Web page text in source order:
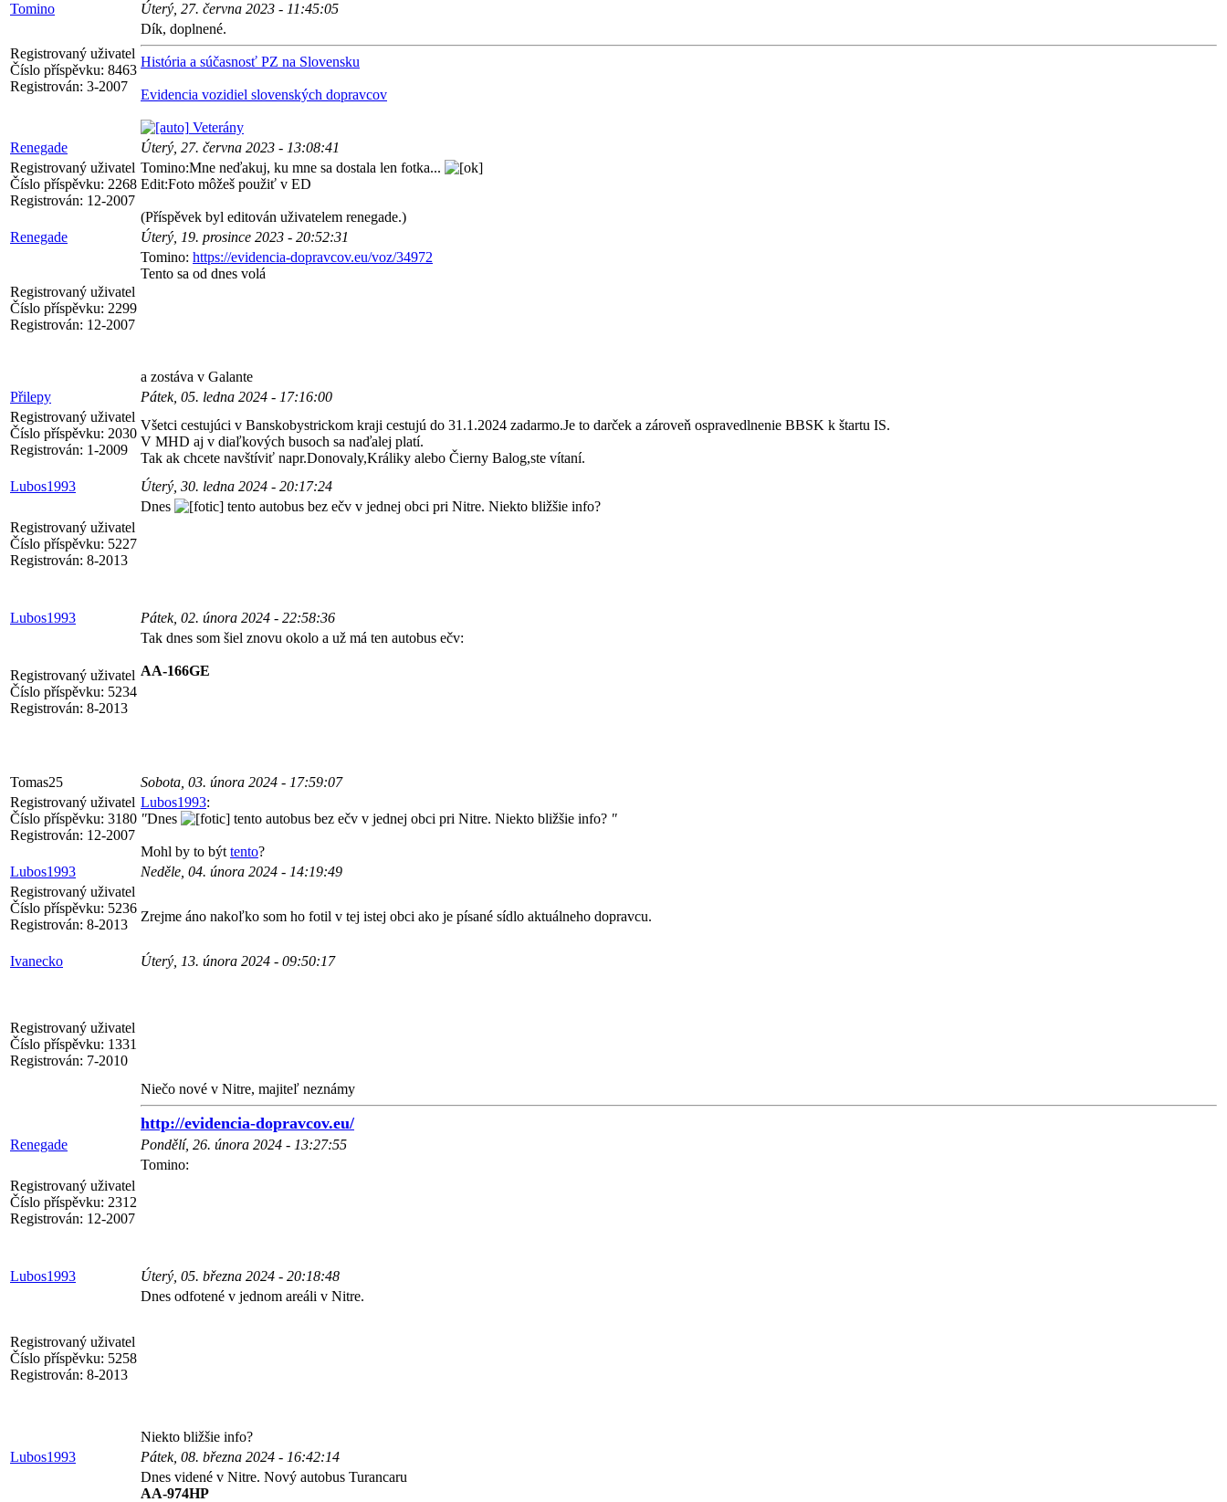
Tomino Úterý, 27. června 2023 - 11:45:05
Registrovaný uživatel
Číslo příspěvku: 8463
Registrován: 3-2007
Dík, doplnené.
História a súčasnosť PZ na Slovensku
Evidencia vozidiel slovenských dopravcov
Veterány
Renegade
Úterý, 27. června 2023 - 13:08:41
Registrovaný uživatel
Číslo příspěvku: 2268
Registrován: 12-2007
Tomino:Mne neďakuj, ku mne sa dostala len fotka...
Edit:Foto môžeš použiť v ED
(Příspěvek byl editován uživatelem renegade.)
Renegade
Úterý, 19. prosince 2023 - 20:52:31
Registrovaný uživatel
Číslo příspěvku: 2299
Registrován: 12-2007
Tomino: https://evidencia-dopravcov.eu/voz/34972
Tento sa od dnes volá
a zostáva v Galante
Přilepy
Pátek, 05. ledna 2024 - 17:16:00
Registrovaný uživatel
Číslo příspěvku: 2030
Registrován: 1-2009
Všetci cestujúci v Banskobystrickom kraji cestujú do 31.1.2024 zadarmo.Je to darček a zároveň ospravedlnenie BBSK k štartu IS.
V MHD aj v diaľkových busoch sa naďalej platí.
Tak ak chcete navštíviť napr.Donovaly,Králiky alebo Čierny Balog,ste vítaní.
Lubos1993
Úterý, 30. ledna 2024 - 20:17:24
Registrovaný uživatel
Číslo příspěvku: 5227
Registrován: 8-2013
Dnes tento autobus bez ečv v jednej obci pri Nitre. Niekto bližšie info?
Lubos1993 Pátek, 02. února 2024 - 22:58:36
Registrovaný uživatel
Číslo příspěvku: 5234
Registrován: 8-2013
Tak dnes som šiel znovu okolo a už má ten autobus ečv:
AA-166GE
Tomas25
Sobota, 03. února 2024 - 17:59:07
Registrovaný uživatel
Číslo příspěvku: 3180
Registrován: 12-2007
Lubos1993:
"Dnes tento autobus bez ečv v jednej obci pri Nitre. Niekto bližšie info? "
Mohl by to být tento?
Lubos1993
Neděle, 04. února 2024 - 14:19:49
Registrovaný uživatel
Číslo příspěvku: 5236
Registrován: 8-2013
Zrejme áno nakoľko som ho fotil v tej istej obci ako je písané sídlo aktuálneho dopravcu.
Ivanecko Úterý, 13. února 2024 - 09:50:17
Registrovaný uživatel
Číslo příspěvku: 1331
Registrován: 7-2010
Niečo nové v Nitre, majiteľ neznámy
http://evidencia-dopravcov.eu/
Renegade Pondělí, 26. února 2024 - 13:27:55
Registrovaný uživatel
Číslo příspěvku: 2312
Registrován: 12-2007
Tomino:
Lubos1993 Úterý, 05. března 2024 - 20:18:48
Registrovaný uživatel
Číslo příspěvku: 5258
Registrován: 8-2013
Dnes odfotené v jednom areáli v Nitre.
Niekto bližšie info?
Lubos1993
Pátek, 08. března 2024 - 16:42:14
Dnes videné v Nitre. Nový autobus Turancaru
AA-974HP